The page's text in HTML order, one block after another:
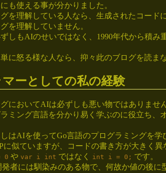
も使える事が分かりました。
を理解している人なら、生成されたコー
を理解していません。
しもAIのせいではなく、1990年代から積
に怒る様な人なら、抑々此のブログを読ま
ーとしての私の経験
においてAIは必ずしも悪い物ではありません
ミング言語を分かり易く学ぶのに役立ち
はAIを使ってGo言語のプログラミングを学
に似ていますが、コードの書き方が大きく異
0 や var i int ではなく int i = 0; です。
発者には馴染みのある物で、何故か値の後に